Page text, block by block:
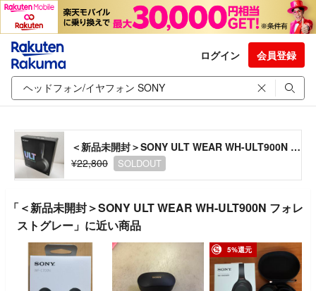
ログイン 会員登録
＜新品未開封＞SONY ULT WEAR WH-ULT900N フォレストグレー
¥22,800
SOLDOUT
「＜新品未開封＞SONY ULT WEAR WH-ULT900N フォレ
ストグレー」に近い商品
5%還元